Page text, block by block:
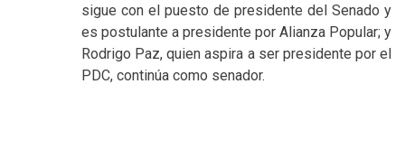
sigue con el puesto de presidente del Senado y
es postulante a presidente por Alianza Popular; y
Rodrigo Paz, quien aspira a ser presidente por el
PDC, continúa como senador.